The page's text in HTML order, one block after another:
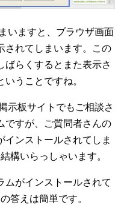
いますと、ブラウザ画面
されてしまいます。この
ばらくするとまた表示さ
うことですね。
示板サイトでもご相談さ
ですが、ご質問者さんの
ンストールされてしま
構いらっしゃいます。
ムがインストールされて
答えは簡単です。